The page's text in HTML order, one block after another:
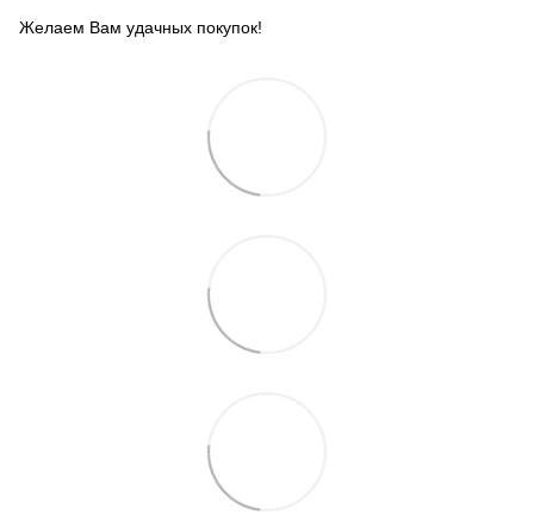
Желаем Вам удачных покупок!